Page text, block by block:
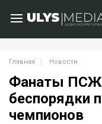
Главная Новости
Фанаты ПСЖ
беспорядки
чемпионов